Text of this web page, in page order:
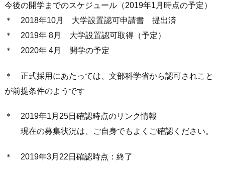
今後の開学までのスケジュール（2019年1月時点の予定）
＊ 2018年10月 大学設置認可申請書 提出済
＊ 2019年 8月 大学設置認可取得（予定）
＊ 2020年 4月 開学の予定
＊ 正式採用にあたっては、文部科学省から認可されこと
が前提条件のようです
＊ 2019年1月25日確認時点のリンク情報
現在の募集状況は、ご自身でもよくご確認ください。
＊ 2019年3月22日確認時点：終了